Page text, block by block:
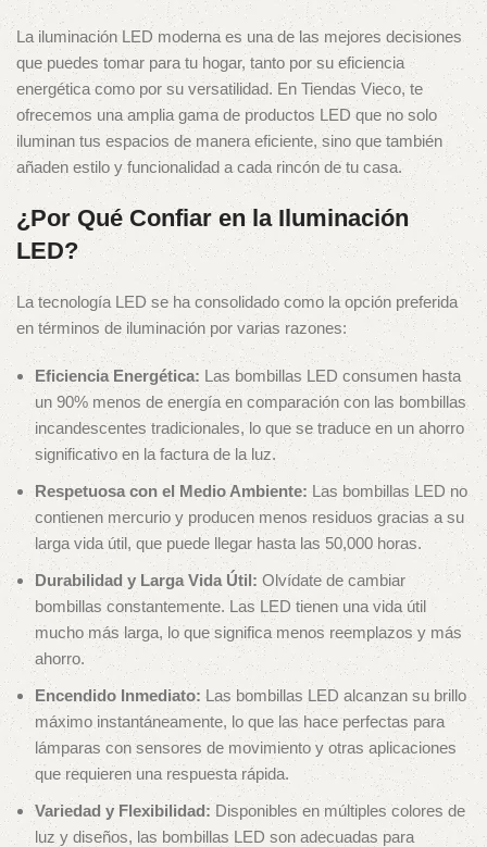
La iluminación LED moderna es una de las mejores decisiones
que puedes tomar para tu hogar, tanto por su eficiencia
energética como por su versatilidad. En Tiendas Vieco, te
ofrecemos una amplia gama de productos LED que no solo
iluminan tus espacios de manera eficiente, sino que también
añaden estilo y funcionalidad a cada rincón de tu casa.
¿Por Qué Confiar en la Iluminación
LED?
La tecnología LED se ha consolidado como la opción preferida
en términos de iluminación por varias razones:
Eficiencia Energética: Las bombillas LED consumen hasta
un 90% menos de energía en comparación con las bombillas
incandescentes tradicionales, lo que se traduce en un ahorro
significativo en la factura de la luz.
Respetuosa con el Medio Ambiente: Las bombillas LED no
contienen mercurio y producen menos residuos gracias a su
larga vida útil, que puede llegar hasta las 50,000 horas.
Durabilidad y Larga Vida Útil: Olvídate de cambiar
bombillas constantemente. Las LED tienen una vida útil
mucho más larga, lo que significa menos reemplazos y más
ahorro.
Encendido Inmediato: Las bombillas LED alcanzan su brillo
máximo instantáneamente, lo que las hace perfectas para
lámparas con sensores de movimiento y otras aplicaciones
que requieren una respuesta rápida.
Variedad y Flexibilidad: Disponibles en múltiples colores de
luz y diseños, las bombillas LED son adecuadas para